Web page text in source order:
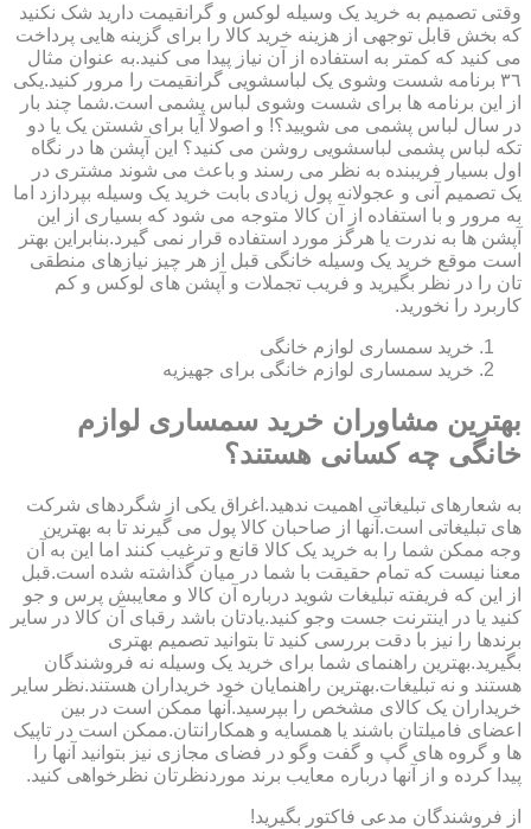
وقتی تصمیم به خرید یک وسیله لوکس و گرانقیمت دارید شک نکنید
که بخش قابل توجهی از هزینه خرید کالا را برای گزینه هایی پرداخت
می کنید که کمتر به استفاده از آن نیاز پیدا می کنید.به عنوان مثال
٣٦ برنامه شست وشوی یک لباسشویی گرانقیمت را مرور کنید.یکی
از این برنامه ها برای شست وشوی لباس پشمی است.شما چند بار
در سال لباس پشمی می شویید؟! و اصولا آیا برای شستن یک یا دو
تکه لباس پشمی لباسشویی روشن می کنید؟ این آپشن ها در نگاه
اول بسیار فریبنده به نظر می رسند و باعث می شوند مشتری در
یک تصمیم آنی و عجولانه پول زیادی بابت خرید یک وسیله بپردازد اما
به مرور و با استفاده از آن کالا متوجه می شود که بسیاری از این
آپشن ها به ندرت یا هرگز مورد استفاده قرار نمی گیرد.بنابراین بهتر
است موقع خرید یک وسیله خانگی قبل از هر چیز نیازهای منطقی
تان را در نظر بگیرید و فریب تجملات و آپشن های لوکس و کم
کاربرد را نخورید.
خرید سمساری لوازم خانگی
خرید سمساری لوازم خانگی برای جهیزیه
بهترین مشاوران خرید سمساری لوازم
خانگی چه کسانی هستند؟
به شعارهای تبلیغاتی اهمیت ندهید.اغراق یکی از شگردهای شرکت
های تبلیغاتی است.آنها از صاحبان کالا پول می گیرند تا به بهترین
وجه ممکن شما را به خرید یک کالا قانع و ترغیب کنند اما این به آن
معنا نیست که تمام حقیقت با شما در میان گذاشته شده است.قبل
از این که فریفته تبلیغات شوید درباره آن کالا و معایبش پرس و جو
کنید یا در اینترنت جست وجو کنید.یادتان باشد رقبای آن کالا در سایر
برندها را نیز با دقت بررسی کنید تا بتوانید تصمیم بهتری
بگیرید.بهترین راهنمای شما برای خرید یک وسیله نه فروشندگان
هستند و نه تبلیغات.بهترین راهنمایان خود خریداران هستند.نظر سایر
خریداران یک کالای مشخص را بپرسید.آنها ممکن است در بین
اعضای فامیلتان باشند یا همسایه و همکارانتان.ممکن است در تاپیک
ها و گروه های گپ و گفت وگو در فضای مجازی نیز بتوانید آنها را
پیدا کرده و از آنها درباره معایب برند موردنظرتان نظرخواهی کنید.
از فروشندگان مدعی فاکتور بگیرید!